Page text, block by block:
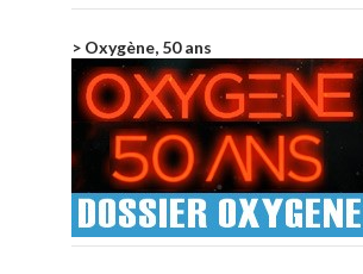
> Oxygène, 50 ans